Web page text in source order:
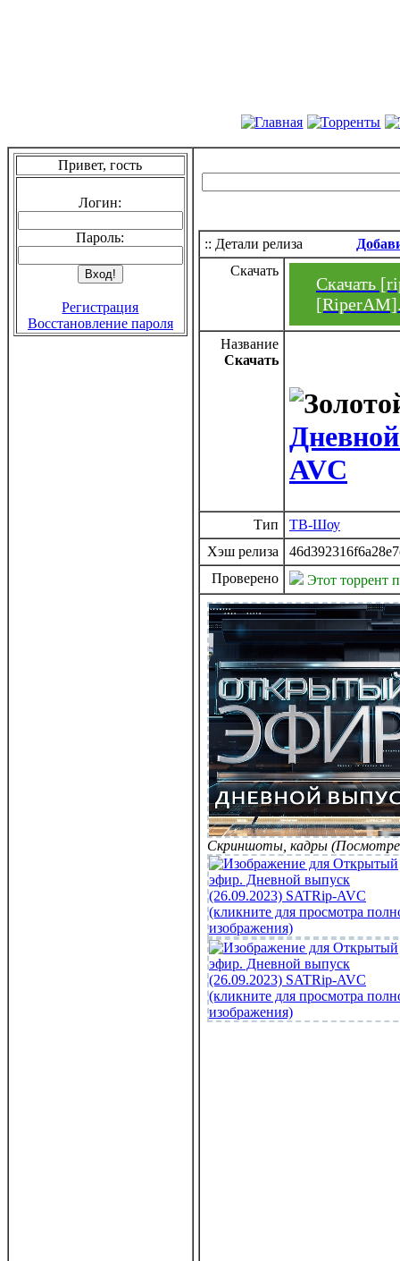
Привет, гость
Логин:
Пароль:
Регистрация
Восстановление пароля
:: Детали релиза
Скачать
Скачать
Название
Скачать
AVC
Тип
ТВ-Шоу
Хэш релиза
Проверено
Этот торрент
Скриншоты, кадры